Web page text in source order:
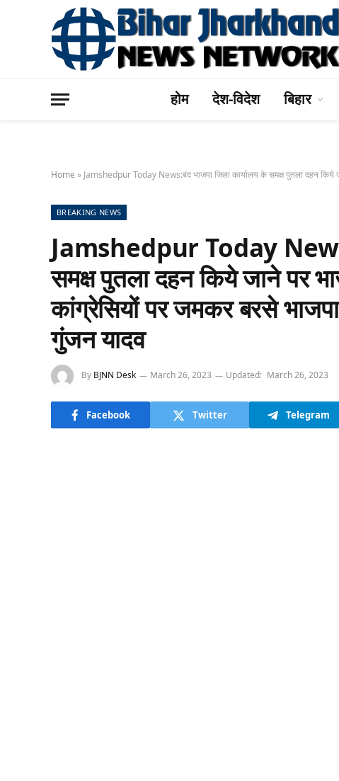
होम देश-विदेश बिहार
Home » Jamshedpur Today News:बंद भाजपा जिला कार्यालय के समक्ष पुतला दहन किये
BREAKING NEWS
Jamshedpur Today
समक्ष पुतला दहन किये जाने पर
कांग्रेसियों पर जमकर बरसे
गुंजन यादव
By BJNN Desk March 26, 2023 Updated: March 26, 2023
Facebook Twitter Telegram